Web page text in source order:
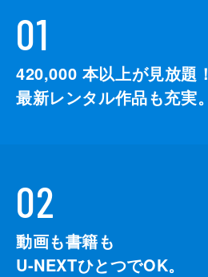
01
420,000 本以上が見放題！
最新レンタル作品も充実。
02
動画も書籍も
U-NEXTひとつでOK。